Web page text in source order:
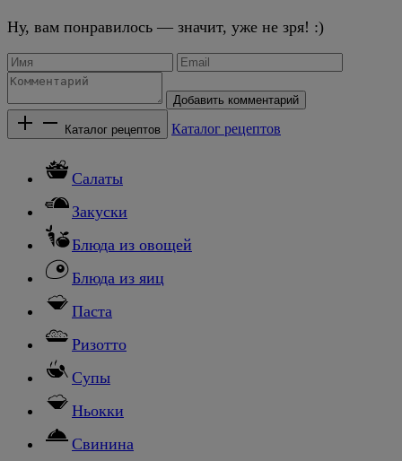
Ну, вам понравилось — значит, уже не зря! :)
Добавить комментарий
Каталог рецептов Каталог рецептов
Салаты
Закуски
Блюда из овощей
Блюда из яиц
Паста
Ризотто
Супы
Ньокки
Свинина